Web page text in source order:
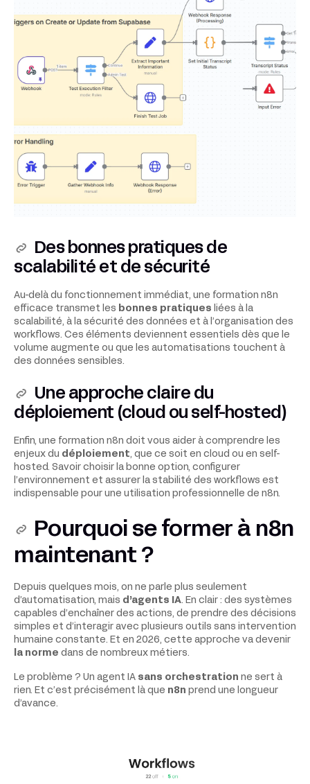
Des bonnes pratiques de
scalabilité et de sécurité
Au-delà du fonctionnement immédiat, une formation n8n
efficace transmet les bonnes pratiques liées à la
scalabilité, à la sécurité des données et à l’organisation des
workflows. Ces éléments deviennent essentiels dès que le
volume augmente ou que les automatisations touchent à
des données sensibles.
Une approche claire du
déploiement (cloud ou self-hosted)
Enfin, une formation n8n doit vous aider à comprendre les
enjeux du déploiement, que ce soit en cloud ou en self-
hosted. Savoir choisir la bonne option, configurer
l’environnement et assurer la stabilité des workflows est
indispensable pour une utilisation professionnelle de n8n.
Pourquoi se former à n8n
maintenant ?
Depuis quelques mois, on ne parle plus seulement
d’automatisation, mais d’agents IA. En clair : des systèmes
capables d’enchaîner des actions, de prendre des décisions
simples et d’interagir avec plusieurs outils sans intervention
humaine constante. Et en 2026, cette approche va devenir
la norme dans de nombreux métiers.
Le problème ? Un agent IA sans orchestration ne sert à
rien. Et c’est précisément là que n8n prend une longueur
d’avance.